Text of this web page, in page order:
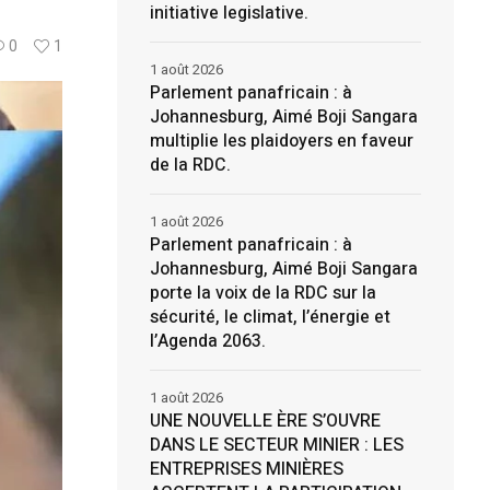
0 1
initiative legislative.
Parlement panafricain : à
Johannesburg, Aimé Boji Sangara
multiplie les plaidoyers en faveur
de la RDC.
1 août 2026
Parlement panafricain : à
Johannesburg, Aimé Boji Sangara
porte la voix de la RDC sur la
sécurité, le climat, l’énergie et
l’Agenda 2063.
1 août 2026
UNE NOUVELLE ÈRE S’OUVRE
DANS LE SECTEUR MINIER : LES
ENTREPRISES MINIÈRES
1 août 2026